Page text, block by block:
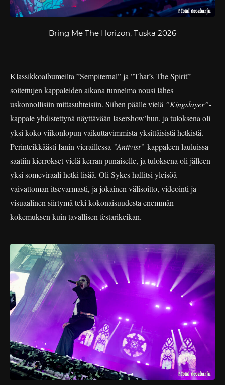
Bring Me The Horizon, Tuska 2026
Klassikkoalbumeilta ”Sempiternal” ja ”That’s The Spirit”
soitettujen kappaleiden aikana tunnelma nousi lähes
uskonnollisiin mittasuhteisiin. Siihen päälle vielä ”Kingslayer”-
kappale yhdistettynä näyttävään lasershow’hun, ja tuloksena oli
yksi koko viikonlopun vaikuttavimmista yksittäisistä hetkistä.
Perinteikkäästi fanin vieraillessa ”Antivist”-kappaleen lauluissa
saatiin kierrokset vielä kerran punaiselle, ja tuloksena oli jälleen
yksi someviraali hetki lisää. Oli Sykes hallitsi yleisöä
vaivattoman itsevarmasti, ja jokainen välisoitto, videointi ja
visuaalinen siirtymä teki kokonaisuudesta enemmän
kokemuksen kuin tavallisen festarikeikan.